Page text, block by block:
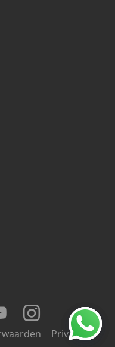
Privacy